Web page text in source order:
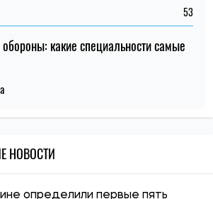
пенсионеры и получатели
в Украине должны сменить
15 сентября
вступительную кампанию
и сдачи экзаменов
во время протеста против